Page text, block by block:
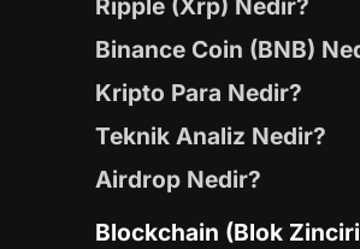
Ripple (Xrp) Nedir?
Binance Coin (BNB)
Kripto Para Nedir?
Teknik Analiz Nedir?
Airdrop Nedir?
Blockchain (Blok